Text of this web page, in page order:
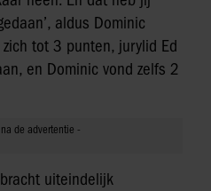
aldus Dominic
tot 3 punten, jurylid Ed
en Dominic vond zelfs 2
uiteindelijk